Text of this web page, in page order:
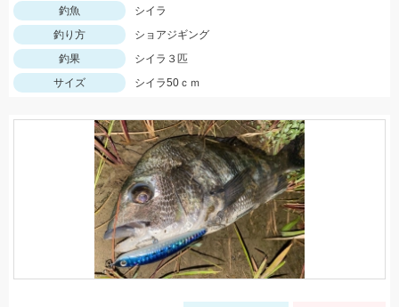
釣魚
シイラ
釣り方
ショアジギング
釣果
シイラ３匹
サイズ
シイラ50ｃｍ